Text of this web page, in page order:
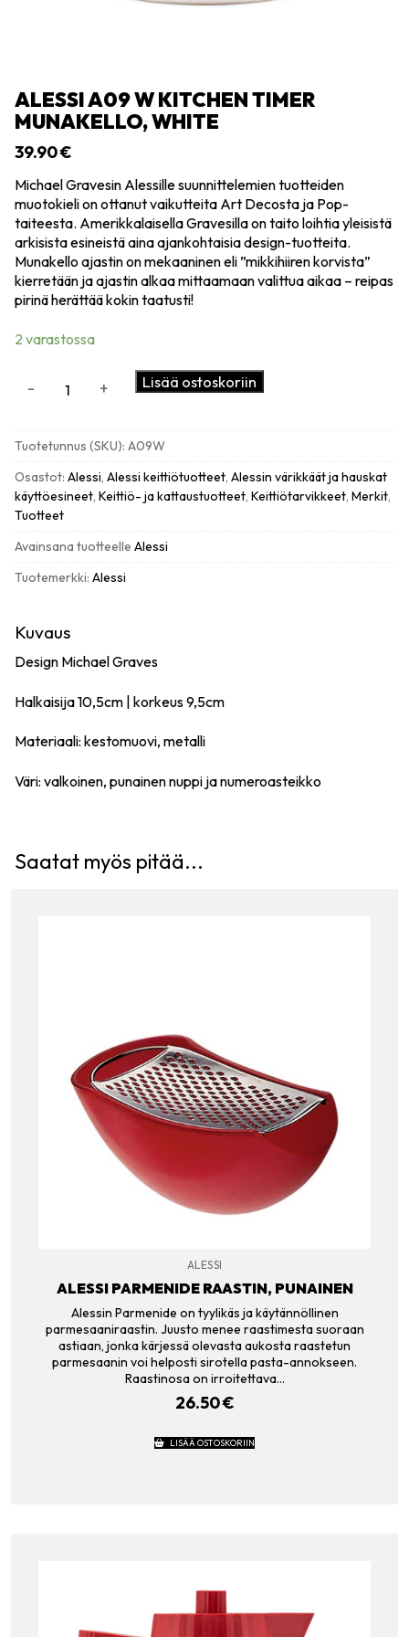
ALESSI A09 W KITCHEN TIMER
MUNAKELLO, WHITE
39.90€
Michael Gravesin Alessille suunnittelemien tuotteiden
muotokieli on ottanut vaikutteita Art Decosta ja Pop-
taiteesta. Amerikkalaisella Gravesilla on taito loihtia yleisistä
arkisista esineistä aina ajankohtaisia design-tuotteita.
Munakello ajastin on mekaaninen eli ”mikkihiiren korvista”
kierretään ja ajastin alkaa mittaamaan valittua aikaa – reipas
pirinä herättää kokin taatusti!
2 varastossa
Timer
munakello,
white
määrä
- + Lisää ostoskoriin
Tuotetunnus (SKU): A09W
Osastot: Alessi, Alessi keittiötuotteet, Alessin värikkäät ja hauskat
käyttöesineet, Keittiö- ja kattaustuotteet, Keittiötarvikkeet, Merkit,
Tuotteet
Avainsana tuotteelle Alessi
Tuotemerkki: Alessi
Kuvaus
Design Michael Graves
Halkaisija 10,5cm | korkeus 9,5cm
Materiaali: kestomuovi, metalli
Väri: valkoinen, punainen nuppi ja numeroasteikko
Saatat myös pitää...
ALESSI
ALESSI PARMENIDE RAASTIN, PUNAINEN
Alessin Parmenide on tyylikäs ja käytännöllinen
parmesaaniraastin. Juusto menee raastimesta suoraan
astiaan, jonka kärjessä olevasta aukosta raastetun
parmesaanin voi helposti sirotella pasta-annokseen.
Raastinosa on irroitettava…
26.50€
LISÄÄ OSTOSKORIIN